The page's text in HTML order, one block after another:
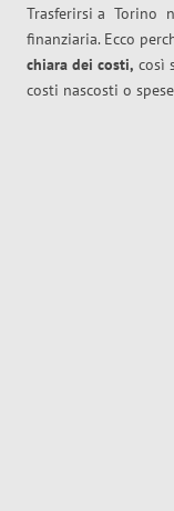
Trasferirsi a Torino
finanziaria. Ecco
chiara dei costi, così
costi nascosti o